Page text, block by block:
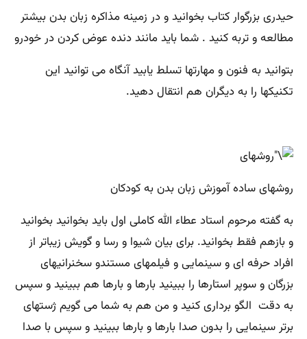
حیدری بزرگوار کتاب بخوانید و در زمینه مذاکره زبان بدن بیشتر
مطالعه و تربه کنید . شما باید مانند دنده عوض کردن در خودرو
بتوانید به فنون و مهارتها تسلط یابید آنگاه می توانید این
تکنیکها را به دیگران هم انتقال دهید.
روشهای ساده آموزش زبان بدن به کودکان
به گفته مرحوم استاد عطاء الله کاملی اول باید بخوانید بخوانید
و بازهم فقط بخوانید. برای بیان شیوا و رسا و گویش زیباتر از
افراد حرفه ای و سینمایی و فیلمهای مستندو سخنرانیهای
بزرگان و سوپر استارها را ببینید بارها و بارها هم ببینید و سپس
به دقت الگو برداری کنید و من هم به شما می گویم ژستهای
برتر سینمایی را بدون صدا بارها و بارها ببینید و سپس با صدا